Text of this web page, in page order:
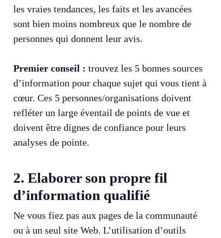
les vraies tendances, les faits et les avancées
sont bien moins nombreux que le nombre de
personnes qui donnent leur avis.
Premier conseil : trouvez les 5 bonnes sources
d’information pour chaque sujet qui vous tient à
cœur. Ces 5 personnes/organisations doivent
refléter un large éventail de points de vue et
doivent être dignes de confiance pour leurs
analyses de pointe.
2. Elaborer son propre fil
d’information qualifié
Ne vous fiez pas aux pages de la communauté
ou à un seul site Web. L’utilisation d’outils